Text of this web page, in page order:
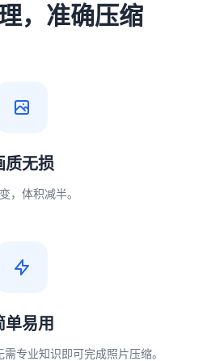
，准确压缩
质无损
，体积减半。
单易用
专业知识即可完成照片压缩。